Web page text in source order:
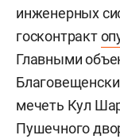
инженерных
госконтракт
Главными
мечеть Кул
Пушечного